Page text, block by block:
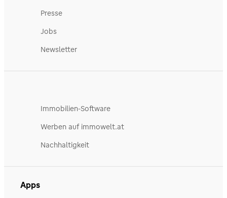
Presse
Jobs
Newsletter
Immobilien-Software
Werben auf immowelt.at
Nachhaltigkeit
Apps